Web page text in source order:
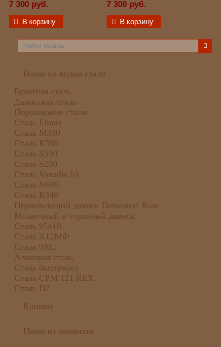
7 300 руб.
В корзину
7 300 руб.
В корзину
Ножи по видам стали
Булатная сталь
Дамасская сталь
Порошковые стали
Сталь Elmax
Сталь М390
Сталь К390
Сталь S390
Сталь S290
Сталь Vanadis 10
Сталь N690
Сталь К340
Нержавеющий дамаск Damasteel Rose
Мозаичный и торцевый дамаск
Сталь 95х18
Сталь Х12МФ
Сталь 9ХС
Алмазная сталь
Сталь быстрорез
Сталь CPM 121 REX
Сталь D2
Клинки
Ножи из ламината